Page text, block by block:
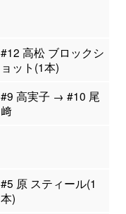
#12 高松 ブロックシ
ョット(1本)
#9 高実子 → #10 尾
﨑
#5 原 スティール(1
本)